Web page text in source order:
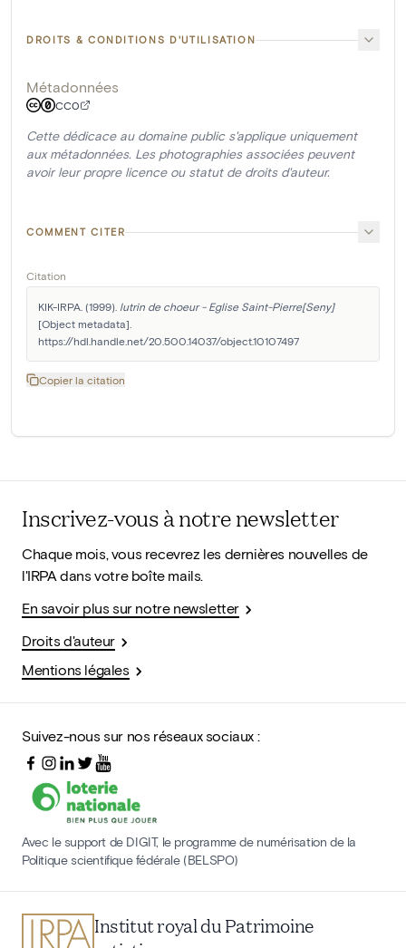
DROITS & CONDITIONS D'UTILISATION
Métadonnées
CC0
Cette dédicace au domaine public s'applique uniquement
aux métadonnées. Les photographies associées peuvent
avoir leur propre licence ou statut de droits d'auteur.
COMMENT CITER
Citation
KIK-IRPA. (1999). lutrin de choeur - Eglise Saint-Pierre[Seny]
[Object metadata].
https://hdl.handle.net/20.500.14037/object.10107497
Copier la citation
Inscrivez-vous à notre newsletter
Chaque mois, vous recevrez les dernières nouvelles de
l'IRPA dans votre boîte mails.
En savoir plus sur notre newsletter
Droits d'auteur
Mentions légales
Suivez-nous sur nos réseaux sociaux :
Avec le support de DIGIT, le programme de numérisation de la
Politique scientifique fédérale (BELSPO)
Institut royal du Patrimoine